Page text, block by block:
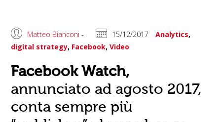
Matteo Bianconi - 15/12/2017 Analytics,
digital strategy, Facebook,Video
Facebook Watch,
annunciato ad agosto 2017,
conta sempre più